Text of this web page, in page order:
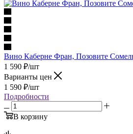
Вино Каберне Фран, Позовите
1 590 ₽/шт
Варианты цен
1 590 ₽/шт
Подробности
В корзину